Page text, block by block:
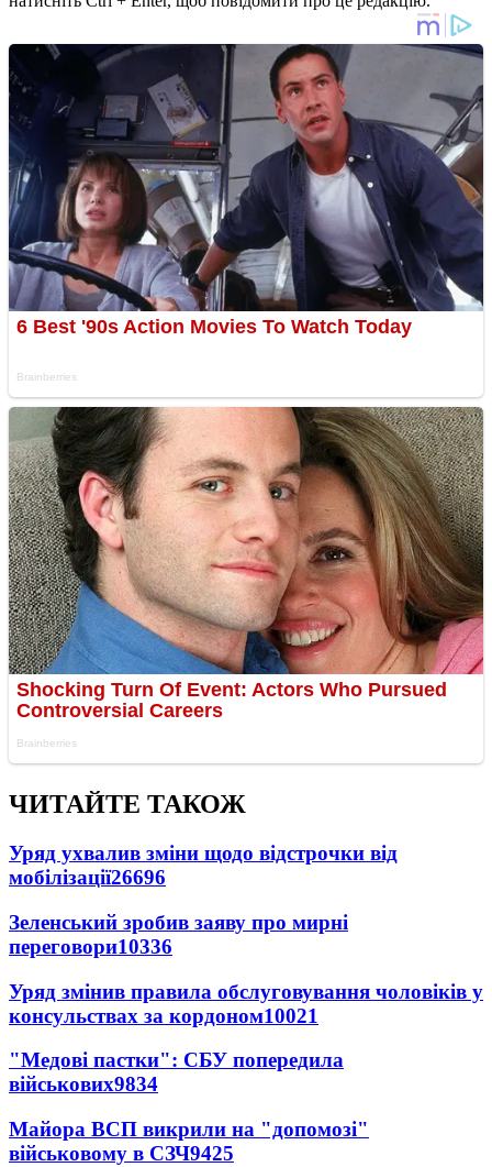
ЧИТАЙТЕ ТАКОЖ
Уряд ухвалив зміни щодо відстрочки від
мобілізації26696
Зеленський зробив заяву про мирні
переговори10336
Уряд змінив правила обслуговування чоловіків у
консульствах за кордоном10021
"Медові пастки": СБУ попередила
військових9834
Майора ВСП викрили на "допомозі"
військовому в СЗЧ9425